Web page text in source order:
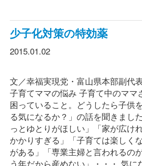
少子化対策の特効薬
2015.01.02
文／幸福実現党・富山県本部副
子育てママの悩み 子育て中のママ
困っていること。どうしたら子供
る気になるか？」の話を聞きまし
っとゆとりがほしい」「家が広け
かかりすぎる」「子育ては楽しく
がある」「専業主婦と言われるの
う年だから産めない」・・・ 気に